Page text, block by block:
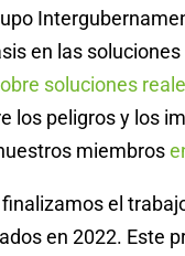
en las
soluciones
los peligros y los
miembros
el
en 2022. Este